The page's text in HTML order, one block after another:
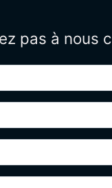
pas à nous